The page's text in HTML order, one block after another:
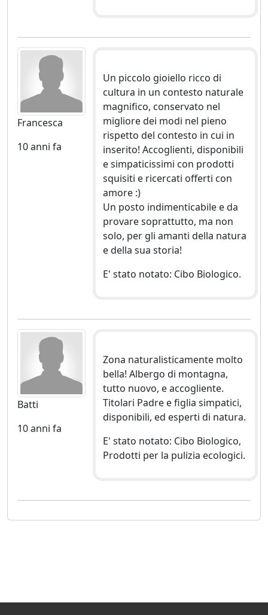
Francesca
10 anni fa
Un piccolo gioiello ricco di
cultura in un contesto naturale
magnifico, conservato nel
migliore dei modi nel pieno
rispetto del contesto in cui in
inserito! Accoglienti, disponibili
e simpaticissimi con prodotti
squisiti e ricercati offerti con
amore :)
Un posto indimenticabile e da
provare soprattutto, ma non
solo, per gli amanti della natura
e della sua storia!
E' stato notato: Cibo Biologico.
Batti
10 anni fa
Zona naturalisticamente molto
bella! Albergo di montagna,
tutto nuovo, e accogliente.
Titolari Padre e figlia simpatici,
disponibili, ed esperti di natura.
E' stato notato: Cibo Biologico,
Prodotti per la pulizia ecologici.